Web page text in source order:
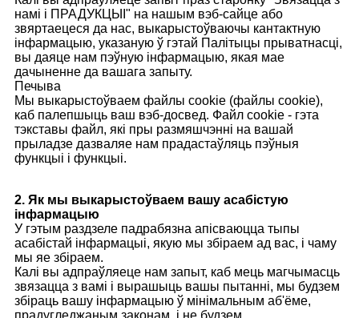
намі і ПРАДУКЦЫІ" на нашым вэб-сайце або
звяртаецеся да нас, выкарыстоўваючы кантактную
інфармацыю, указаную ў гэтай Палітыцы прыватнасці,
вы даяце нам пэўную інфармацыю, якая мае
дачыненне да вашага запыту.
Печыва
Мы выкарыстоўваем файлы cookie (файлы cookie),
каб палепшыць ваш вэб-досвед. Файл cookie - гэта
тэкставы файл, які пры размяшчэнні на вашай
прыладзе дазваляе нам прадастаўляць пэўныя
функцыі і функцыі.
2. Як мы выкарыстоўваем вашу асабістую
інфармацыю
У гэтым раздзеле падрабязна апісваюцца тыпы
асабістай інфармацыі, якую мы збіраем ад вас, і чаму
мы яе збіраем.
Калі вы адпраўляеце нам запыт, каб мець магчымасць
звязацца з вамі і вырашыць вашы пытанні, мы будзем
збіраць вашу інфармацыю ў мінімальным аб'ёме,
прадугледжаным законам, і не будзем